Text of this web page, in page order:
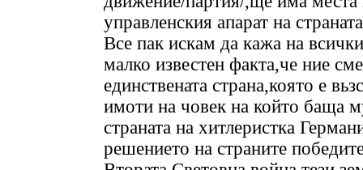
управленския апарат на
Все пак искам да кажа на
малко известен факта,че ние сме
единствената страна,която е
имоти на човек на който баща
страната на хитлеристка
решението на страните